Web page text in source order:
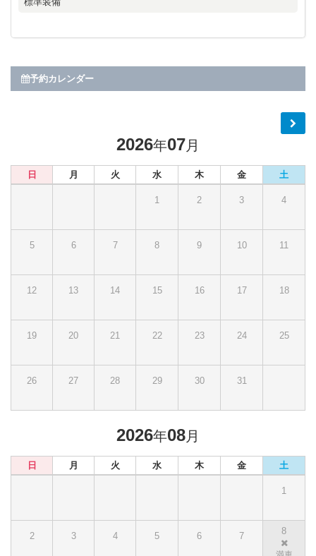
予約カレンダー
2026年07月
日 月 火 水 木 金 土
1 2 3 4
5 6 7 8 9 10 11
12 13 14 15 16 17 18
19 20 21 22 23 24 25
26 27 28 29 30 31
2026年08月
日 月 火 水 木 金 土
1
2 3 4 5 6 7 8